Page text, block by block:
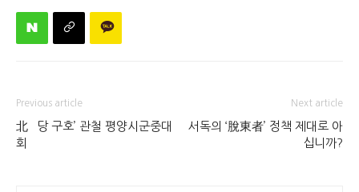
Previous article
北 `당 구호’ 관철 평양시군중대
회
Next article
서독의 ‘脫東者’ 정책 제대로 아
십니까?